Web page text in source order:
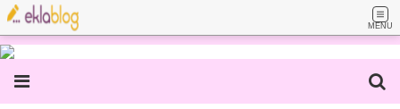
MENU